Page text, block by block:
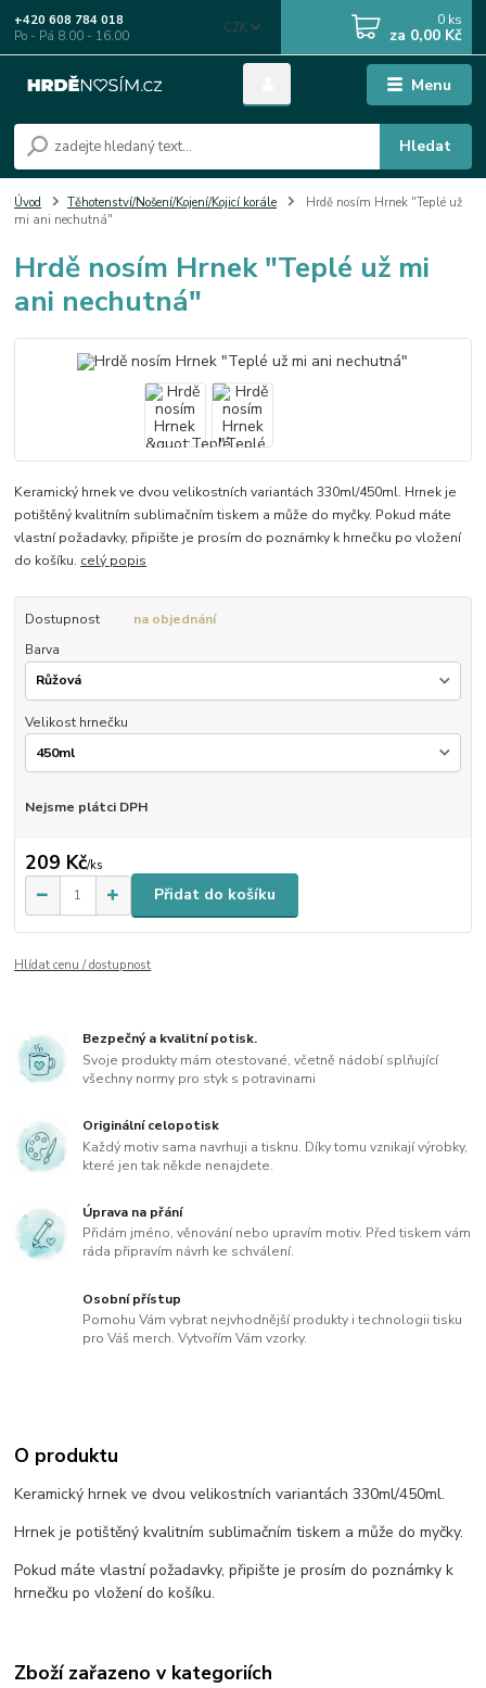
Menu
CZK
Hledat
+420 608 784 018
Po - Pá 8.00 - 16.00
0 ks
za 0,00 Kč
Úvod Těhotenství/Nošení/Kojení/Kojicí korále
Hrdě nosím Hrnek "Teplé už
mi ani nechutná"
Hrdě nosím Hrnek "Teplé už mi
ani nechutná"
Keramický hrnek ve dvou velikostních variantách 330ml/450ml. Hrnek je
potištěný kvalitním sublimačním tiskem a může do myčky. Pokud máte
vlastní požadavky, připište je prosím do poznámky k hrnečku po vložení
do košíku. celý popis
Dostupnost
na objednání
Barva
Velikost hrnečku
Nejsme plátci DPH
209 Kč/ks
Přidat do košíku
Hlídat cenu / dostupnost
Bezpečný a kvalitní potisk.
Svoje produkty mám otestované, včetně nádobí splňující
všechny normy pro styk s potravinami
Originální celopotisk
Každý motiv sama navrhuji a tisknu. Díky tomu vznikají výrobky,
které jen tak někde nenajdete.
Úprava na přání
Přidám jméno, věnování nebo upravím motiv. Před tiskem vám
ráda připravím návrh ke schválení.
Osobní přístup
Pomohu Vám vybrat nejvhodnější produkty i technologii tisku
pro Váš merch. Vytvořím Vám vzorky.
O produktu
Keramický hrnek ve dvou velikostních variantách 330ml/450ml.
Hrnek je potištěný kvalitním sublimačním tiskem a může do myčky.
Pokud máte vlastní požadavky, připište je prosím do poznámky k
hrnečku po vložení do košíku.
Zboží zařazeno v kategoriích